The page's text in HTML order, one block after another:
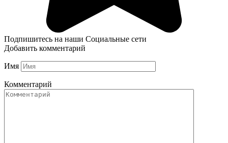
Подпишитесь на наши Социальные сети
Добавить комментарий
Имя
Комментарий